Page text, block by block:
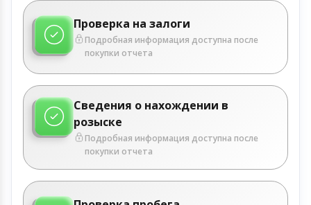
Проверка на залоги
Подробная информация доступна после
покупки отчета
Сведения о нахождении в
розыске
Подробная информация доступна после
покупки отчета